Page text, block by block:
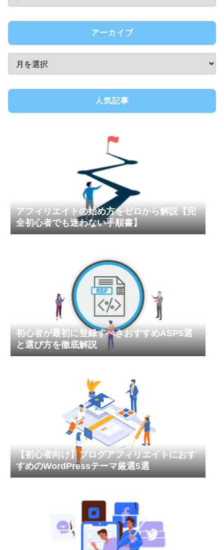
アーカイブ
人気記事
アフィリエイトの始め方をゼロから解説【完
全初心者でも迷わない手順書】
初心者が最初に登録すべきおすすめASP5選
と選び方を徹底解説
【初心者向け】ブログアフィリエイトにおす
すめのWordPressテーマ厳選5選